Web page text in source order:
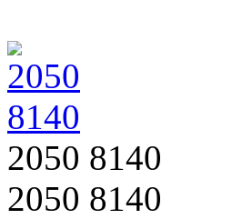
2050 8140
2050 8140